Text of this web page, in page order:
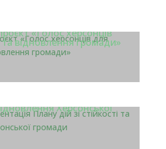
«Голос херсонців
та відновлення громади»
Херсонської